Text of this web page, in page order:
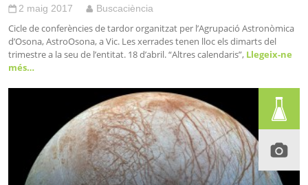
2 maig 2017 Buscaciència
Cicle de conferències de tardor organitzat per l’Agrupació Astronòmica
d’Osona, AstroOsona, a Vic. Les xerrades tenen lloc els dimarts del
trimestre a la seu de l’entitat. 18 d’abril. “Altres calendaris”, Llegeix-ne
més…